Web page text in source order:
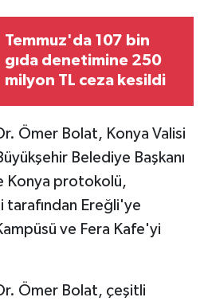
Temmuz'da 107 bin
gıda denetimine 250
milyon TL ceza kesildi
Ömer Bolat, Konya Valisi
Belediye Başkanı
Konya protokolü,
tarafından Ereğli'ye
ve Fera Kafe'yi
Ömer Bolat, çeşitli